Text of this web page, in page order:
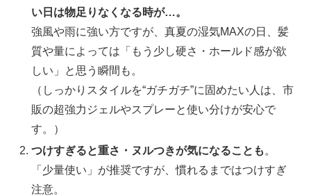
い日は物足りなくなる時が…。
強風や雨に強い方ですが、真夏の湿気MAXの日、髪
質や量によっては「もう少し硬さ・ホールド感が欲
しい」と思う瞬間も。
（しっかりスタイルを“ガチガチ”に固めたい人は、市
販の超強力ジェルやスプレーと使い分けが安心で
す。）
つけすぎると重さ・ヌルつきが気になることも 。
「少量使い」が推奨ですが、慣れるまではつけすぎ
注意。